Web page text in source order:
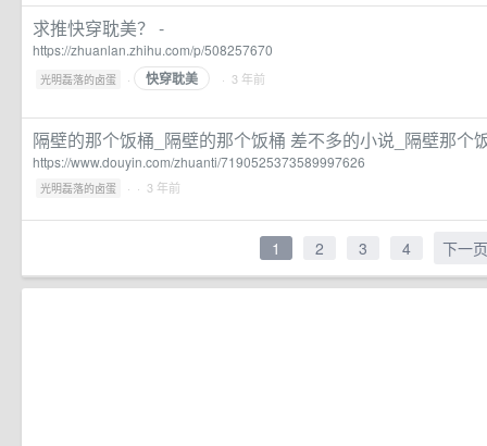
求推快穿耽美？ -
https://zhuanlan.zhihu.com/p/508257670
光明磊落的卤蛋 · 快穿耽美 · 3 年前
隔壁的那个饭桶_隔壁的那个饭桶 差不多的小说_隔壁那个
https://www.douyin.com/zhuanti/7190525373589997626
光明磊落的卤蛋 · · 3 年前
1 2 3 4 下一页